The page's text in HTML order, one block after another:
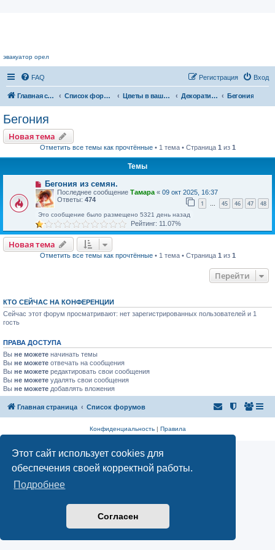
Этот сайт использует cookies для
обеспечения своей корректной работы.
Подробнее
Согласен
эвакуатор орел
FAQ Вход
Регистрация
Главная страница Список форумов Цветы в вашем доме Декоративноцветущие растения Бегония
Бегония
Новая тема
Отметить все темы как прочтённые• 1 тема • Страница 1 из 1
Темы
Бегония из семян.
Последнее сообщение Тамара « 09 окт 2025, 16:37
Ответы: 474 1 … 45 46 47 48
Это сообщение было размещено 5321 день назад
Рейтинг: 11.07%
Новая тема
Отметить все темы как прочтённые• 1 тема • Страница 1 из 1
Перейти
КТО СЕЙЧАС НА КОНФЕРЕНЦИИ
Сейчас этот форум просматривают: нет зарегистрированных пользователей и 1
гость
ПРАВА ДОСТУПА
Вы не можете начинать темы
Вы не можете отвечать на сообщения
Вы не можете редактировать свои сообщения
Вы не можете удалять свои сообщения
Вы не можете добавлять вложения
Главная страница Список форумов
Конфиденциальность| Правила